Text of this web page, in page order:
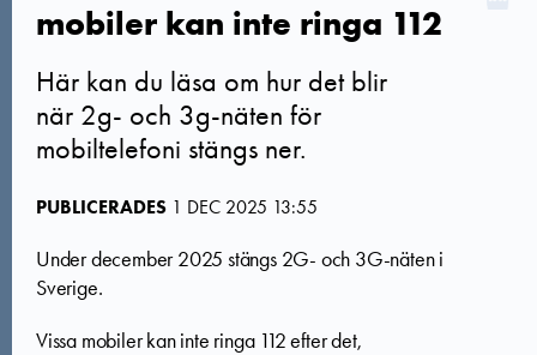
mobiler kan inte ringa 112
Här kan du läsa om hur det blir
när 2g- och 3g-näten för
mobiltelefoni stängs ner.
PUBLICERADES 1 DEC 2025 13:55
Under december 2025 stängs 2G- och 3G-näten i
Sverige.
Vissa mobiler kan inte ringa 112 efter det,